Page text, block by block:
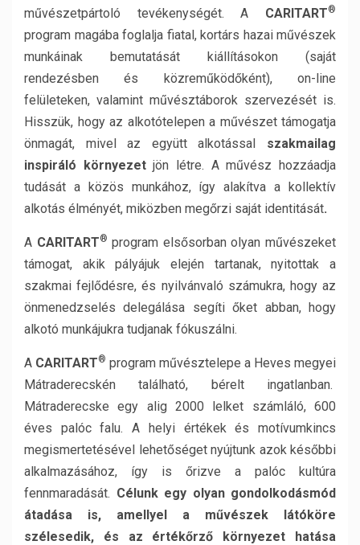
művészetpártoló tevékenységét. A CARITART®
program magába foglalja fiatal, kortárs hazai művészek
munkáinak bemutatását kiállításokon (saját
rendezésben és közreműködőként), on-line
felületeken, valamint művésztáborok szervezését is.
Hisszük, hogy az alkotótelepen a művészet támogatja
önmagát, mivel az együtt alkotással szakmailag
inspiráló környezetjön létre. A művész hozzáadja
tudását a közös munkához, így alakítva a kollektív
alkotás élményét, miközben megőrzi saját identitását.
A CARITART® program elsősorban olyan művészeket
támogat, akik pályájuk elején tartanak, nyitottak a
szakmai fejlődésre, és nyilvánvaló számukra, hogy az
önmenedzselés delegálása segíti őket abban, hogy
alkotó munkájukra tudjanak fókuszálni.
A CARITART® program művésztelepe a Heves megyei
Mátraderecskén található, bérelt ingatlanban.
Mátraderecske egy alig 2000 lelket számláló, 600
éves palóc falu. A helyi értékek és motívumkincs
megismertetésével lehetőséget nyújtunk azok későbbi
alkalmazásához, így is őrizve a palóc kultúra
fennmaradását. Célunk egy olyan gondolkodásmód
átadása is, amellyel a művészek látóköre
szélesedik, és az értékőrző környezet hatása